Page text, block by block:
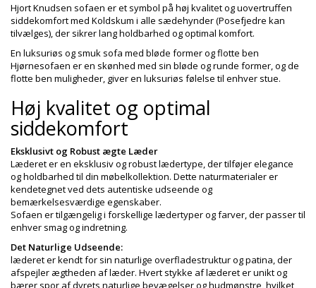
Hjort Knudsen sofaen er et symbol på høj kvalitet og uovertruffen
siddekomfort med Koldskum i alle sædehynder (Posefjedre kan
tilvælges), der sikrer lang holdbarhed og optimal komfort.
En luksuriøs og smuk sofa med bløde former og flotte ben
Hjørnesofaen er en skønhed med sin bløde og runde former, og de
flotte ben muligheder, giver en luksuriøs følelse til enhver stue.
Høj kvalitet og optimal
siddekomfort
Eksklusivt og Robust ægte Læder
Læderet er en eksklusiv og robust lædertype, der tilføjer elegance
og holdbarhed til din møbelkollektion. Dette naturmaterialer er
kendetegnet ved dets autentiske udseende og
bemærkelsesværdige egenskaber.
Sofaen er tilgængelig i forskellige lædertyper og farver, der passer til
enhver smag og indretning.
Det Naturlige Udseende:
læderet er kendt for sin naturlige overfladestruktur og patina, der
afspejler ægtheden af læder. Hvert stykke af læderet er unikt og
bærer spor af dyrets naturlige bevægelser og hudmønstre, hvilket